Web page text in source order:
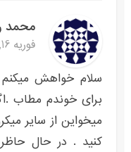
محمد
فوریه 16, 2019 در 10:21 ب.ظ
سلام خواهش میکنم
برای خوندم مطاب